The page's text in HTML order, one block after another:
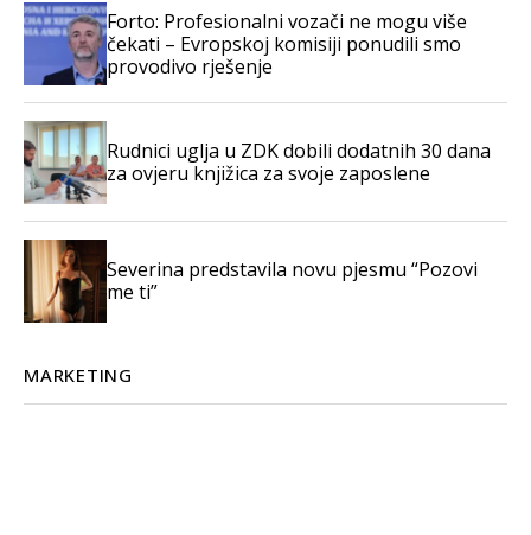
Forto: Profesionalni vozači ne mogu više
čekati – Evropskoj komisiji ponudili smo
provodivo rješenje
Rudnici uglja u ZDK dobili dodatnih 30 dana
za ovjeru knjižica za svoje zaposlene
Severina predstavila novu pjesmu “Pozovi
me ti”
MARKETING